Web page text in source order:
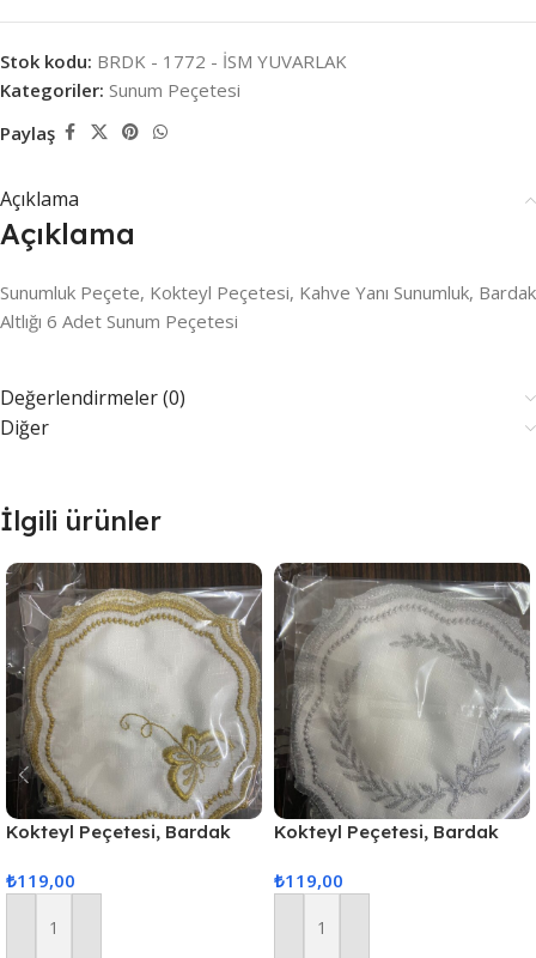
Stok kodu: BRDK - 1772 - İSM YUVARLAK
Kategoriler: Sunum Peçetesi
Paylaş
Açıklama
Açıklama
Sunumluk Peçete, Kokteyl Peçetesi, Kahve Yanı Sunumluk, Bardak
Altlığı 6 Adet Sunum Peçetesi
Değerlendirmeler (0)
Diğer
İlgili ürünler
Kokteyl Peçetesi, Bardak
Peçetesi Gold
₺119,00
Sepete Ekle
Kokteyl Peçetesi, Bardak
Peçetesi Gri
₺119,00
Sepete Ekle